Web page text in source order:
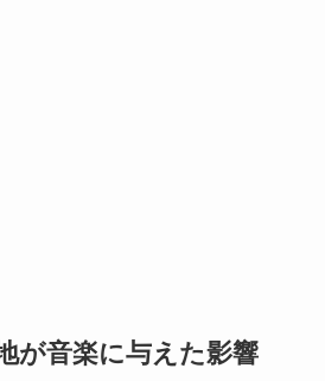
が音楽に与えた影響